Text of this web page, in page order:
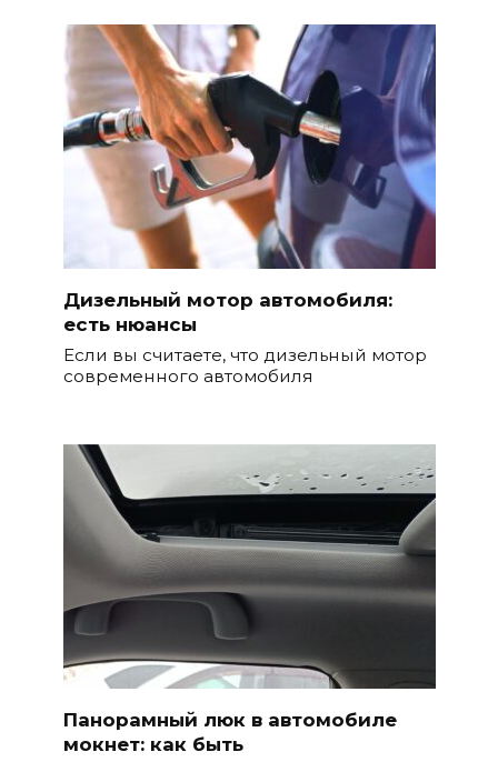
Дизельный мотор автомобиля:
есть нюансы
Если вы считаете, что дизельный мотор
современного автомобиля
Панорамный люк в автомобиле
мокнет: как быть